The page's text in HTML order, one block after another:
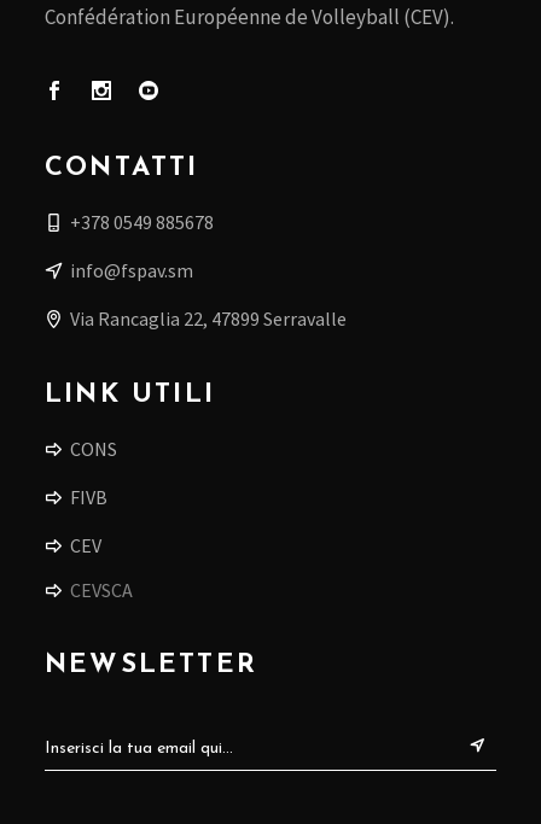
Confédération Européenne de Volleyball (CEV).
CONTATTI
+378 0549 885678
info@fspav.sm
Via Rancaglia 22, 47899 Serravalle
LINK UTILI
CONS
FIVB
CEV
CEVSCA
NEWSLETTER